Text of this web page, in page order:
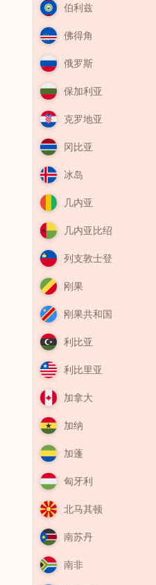
伯利兹
佛得角
俄罗斯
保加利亚
克罗地亚
冈比亚
冰岛
几内亚
几内亚比绍
列支敦士登
刚果
刚果共和国
利比亚
利比里亚
加拿大
加纳
加蓬
匈牙利
北马其顿
南苏丹
南非